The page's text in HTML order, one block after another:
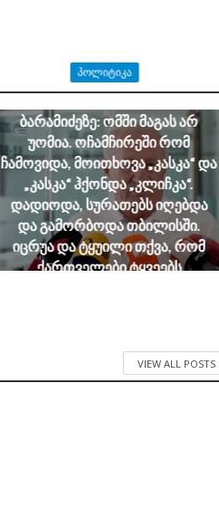
ᲞᲝᲚᲘᲢᲘᲙᲐ
ბარამიძეზე: ომში მაგას არ
უომია. ოჩამჩირეში რომ
ჩამოვიდა, მოითხოვა „კასკა“ და
„კასკა“ ჰქონდა „კლიჩკა“.
დადიოდა, სურათებს იღებდა
და გამორბოდა თბილისში.
იცრუა და ტყუილი თქვა, რომ
ქართველები ტყვეებს
VIEW ALL POSTS